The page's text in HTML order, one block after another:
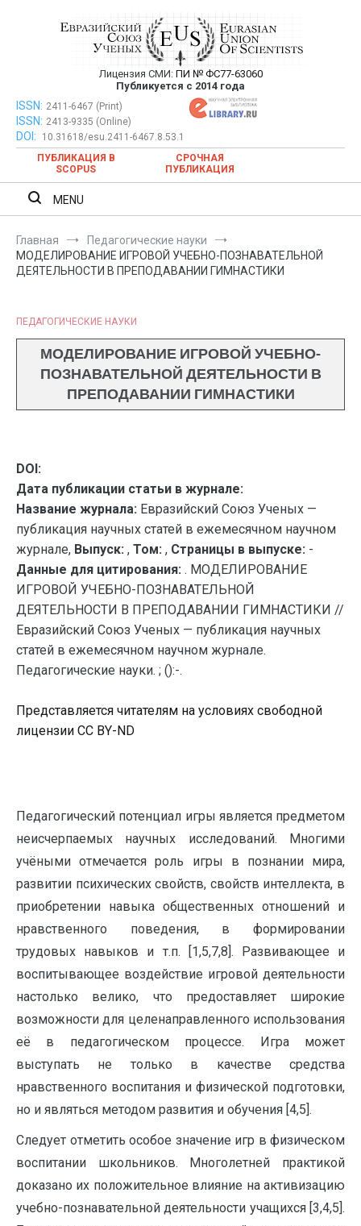
Евразийский Союз Ученых —
публикация научных статей в
ежемесячном научном журнале
Лицензия СМИ: ПИ № ФС77-63060
Публикуется с 2014 года
Евразийский Союз Ученых — публикация научных статей в
ежемесячном научном журнале
ISSN: 2411-6467 (Print)
ISSN: 2413-9335 (Online)
DOI:
10.31618/esu.2411-6467.8.53.1
ПУБЛИКАЦИЯ В
SCOPUS
СРОЧНАЯ
ПУБЛИКАЦИЯ
MENU
Главная
Педагогические науки
МОДЕЛИРОВАНИЕ ИГРОВОЙ УЧЕБНО-ПОЗНАВАТЕЛЬНОЙ
ДЕЯТЕЛЬНОСТИ В ПРЕПОДАВАНИИ ГИМНАСТИКИ
ПЕДАГОГИЧЕСКИЕ НАУКИ
МОДЕЛИРОВАНИЕ ИГРОВОЙ УЧЕБНО-
ПОЗНАВАТЕЛЬНОЙ ДЕЯТЕЛЬНОСТИ В
ПРЕПОДАВАНИИ ГИМНАСТИКИ
DOI:
Дата публикации статьи в журнале:
Название журнала: Евразийский Союз Ученых —
публикация научных статей в ежемесячном научном
журнале, Выпуск: , Том: , Страницы в выпуске: -
Данные для цитирования: . МОДЕЛИРОВАНИЕ
ИГРОВОЙ УЧЕБНО-ПОЗНАВАТЕЛЬНОЙ
ДЕЯТЕЛЬНОСТИ В ПРЕПОДАВАНИИ ГИМНАСТИКИ //
Евразийский Союз Ученых — публикация научных
статей в ежемесячном научном журнале.
Педагогические науки. ; ():-.
Представляется читателям на условиях свободной
лицензии CC BY-ND
Педагогический потенциал игры является предметом
неисчерпаемых научных исследований. Многими
учёными отмечается роль игры в познании мира,
развитии психических свойств, свойств интеллекта, в
приобретении навыка общественных отношений и
нравственного поведения, в формировании
трудовых навыков и т.п. [1,5,7,8]. Развивающее и
воспитывающее воздействие игровой деятельности
настолько велико, что предоставляет широкие
возможности для целенаправленного использования
её в педагогическом процессе. Игра может
выступать не только в качестве средства
нравственного воспитания и физической подготовки,
но и являться методом развития и обучения [4,5].
Следует отметить особое значение игр в физическом
воспитании школьников. Многолетней практикой
доказано их положительное влияние на активизацию
учебно-познавательной деятельности учащихся [3,4,5].